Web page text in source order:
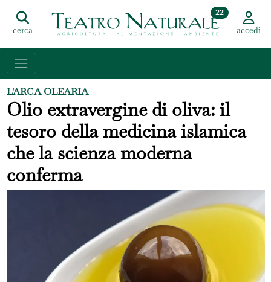
cerca
22
accedi
L'ARCA OLEARIA
Olio extravergine di oliva: il
tesoro della medicina islamica
che la scienza moderna
conferma